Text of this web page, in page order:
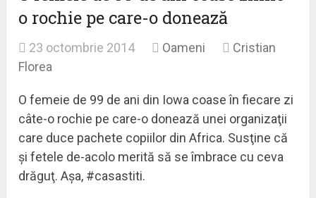
o rochie pe care-o donează
23 octombrie 2014 Oameni
Cristian
Florea
O femeie de 99 de ani din Iowa coase în fiecare zi
câte-o rochie pe care-o donează unei organizaţii
care duce pachete copiilor din Africa. Susţine că
şi fetele de-acolo merită să se îmbrace cu ceva
drăguţ. Aşa, #casastiti.